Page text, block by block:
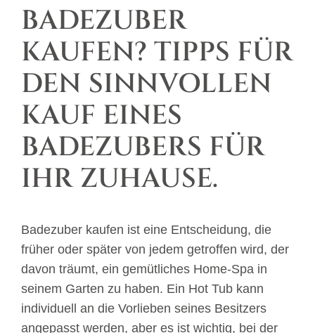
BADEZUBER
KAUFEN? TIPPS FÜR
DEN SINNVOLLEN
KAUF EINES
BADEZUBERS FÜR
IHR ZUHAUSE.
Badezuber kaufen ist eine Entscheidung, die
früher oder später von jedem getroffen wird, der
davon träumt, ein gemütliches Home-Spa in
seinem Garten zu haben. Ein Hot Tub kann
individuell an die Vorlieben seines Besitzers
angepasst werden, aber es ist wichtig, bei der